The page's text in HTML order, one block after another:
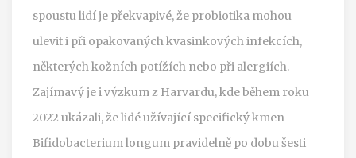
spoustu lidí je překvapivé, že probiotika mohou
ulevit i při opakovaných kvasinkových infekcích,
některých kožních potížích nebo při alergiích.
Zajímavý je i výzkum z Harvardu, kde během roku
2022 ukázali, že lidé užívající specifický kmen
Bifidobacterium longum pravidelně po dobu šesti